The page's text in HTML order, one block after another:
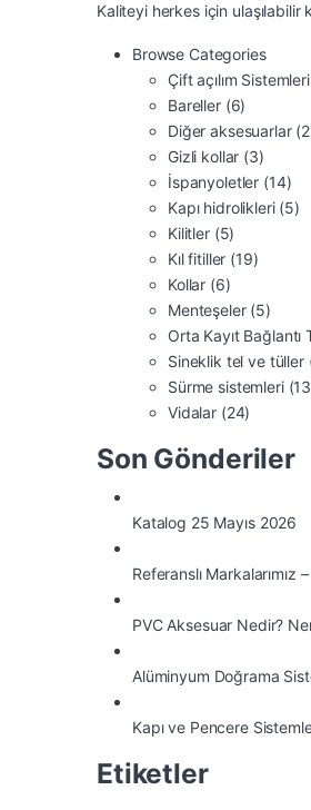
Kaliteyi herkes için
Browse Categories
Çift açılım Sistemleri
Bareller (6)
Diğer aksesuarlar
Gizli kollar (3)
İspanyoletler (14)
Kapı hidrolikleri (5)
Kilitler (5)
Kıl fitiller (19)
Kollar (6)
Menteşeler (5)
Orta Kayıt Bağlantı
Sineklik tel ve tüller
Sürme sistemleri
Vidalar (24)
Son Gönderiler
Katalog 25 Mayıs 2026
Referanslı
PVC Aksesuar Nedir?
Alüminyum Doğrama
Kapı ve Pencere
Etiketler